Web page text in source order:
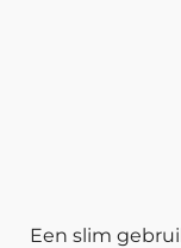
Een slim